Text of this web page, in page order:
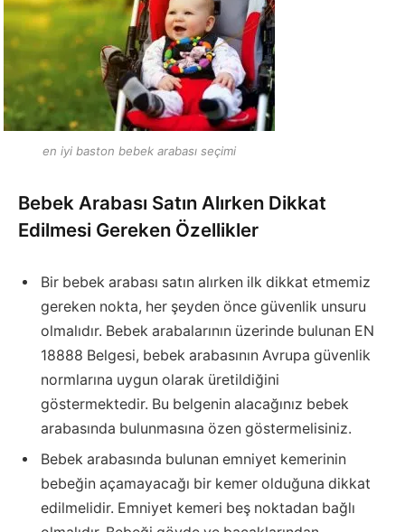
en iyi baston bebek arabası seçimi
Bebek Arabası Satın Alırken Dikkat
Edilmesi Gereken Özellikler
Bir bebek arabası satın alırken ilk dikkat etmemiz
gereken nokta, her şeyden önce güvenlik unsuru
olmalıdır. Bebek arabalarının üzerinde bulunan EN
18888 Belgesi, bebek arabasının Avrupa güvenlik
normlarına uygun olarak üretildiğini
göstermektedir. Bu belgenin alacağınız bebek
arabasında bulunmasına özen göstermelisiniz.
Bebek arabasında bulunan emniyet kemerinin
bebeğin açamayacağı bir kemer olduğuna dikkat
edilmelidir. Emniyet kemeri beş noktadan bağlı